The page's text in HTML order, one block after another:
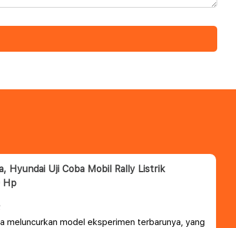
Hyundai Uji Coba Mobil Rally Listrik
Hp
meluncurkan model eksperimen terbarunya, yang